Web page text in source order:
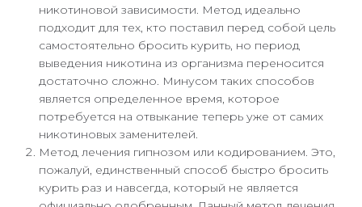
никотиновой зависимости. Метод идеально
подходит для тех, кто поставил перед собой цель
самостоятельно бросить курить, но период
выведения никотина из организма переносится
достаточно сложно. Минусом таких способов
является определенное время, которое
потребуется на отвыкание теперь уже от самих
никотиновых заменителей.
Метод лечения гипнозом или кодированием. Это,
пожалуй, единственный способ быстро бросить
курить раз и навсегда, который не является